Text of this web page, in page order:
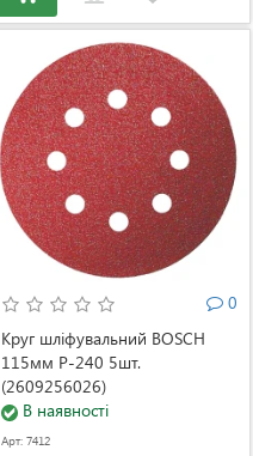
0
Круг шліфувальний BOSCH
115мм Р-240 5шт.
(2609256026)
В наявності
Арт: 7412